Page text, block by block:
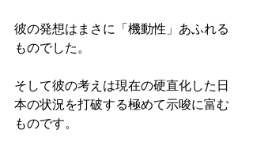
彼の発想はまさに「機動性」あふれる
ものでした。
そして彼の考えは現在の硬直化した日
本の状況を打破する極めて示唆に富む
ものです。